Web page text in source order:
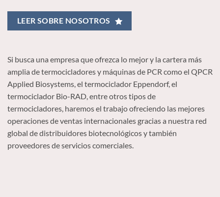
LEER SOBRE NOSOTROS
Si busca una empresa que ofrezca lo mejor y la cartera más
amplia de termocicladores y máquinas de PCR como el QPCR
Applied Biosystems, el termociclador Eppendorf, el
termociclador Bio-RAD, entre otros tipos de
termocicladores, haremos el trabajo ofreciendo las mejores
operaciones de ventas internacionales gracias a nuestra red
global de distribuidores biotecnológicos y también
proveedores de servicios comerciales.